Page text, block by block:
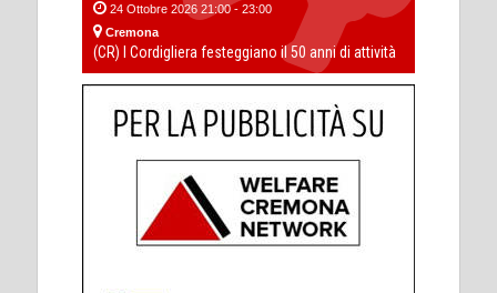
24 Ottobre 2026 21:00 - 23:00
Cremona
(CR) I Cordigliera festeggiano il 50 anni di attività